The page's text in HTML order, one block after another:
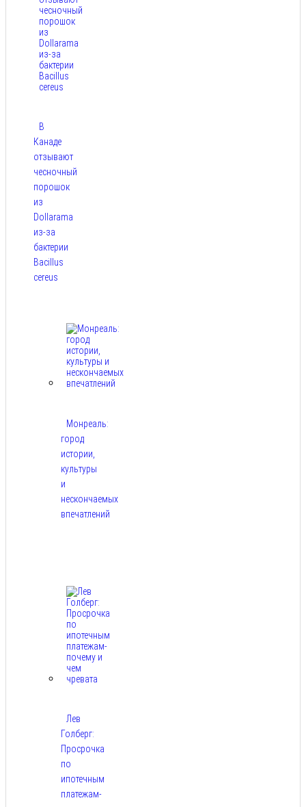
В
Канаде
отзывают
чесночный
порошок
из
Dollarama
из-за
бактерии
Bacillus
cereus
Монреаль:
город
истории,
культуры
и
нескончаемых
впечатлений
Лев
Голберг:
Просрочка
по
ипотечным
платежам-